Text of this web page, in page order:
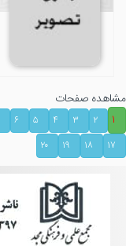
مشاهده صفحات
۱
۲ ۳ ۴ ۵ ۶
۱۷
۱۸ ۱۹ ۲۰